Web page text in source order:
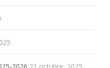
2026 21 octubre, 2025